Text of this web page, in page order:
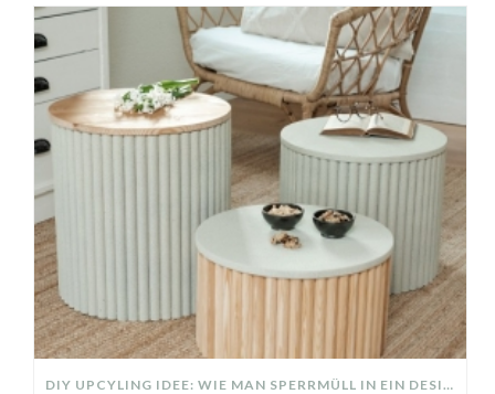
DIY UPCYLING IDEE: WIE MAN SPERRMÜLL IN EIN DESIGNER TEIL VERWANDELT